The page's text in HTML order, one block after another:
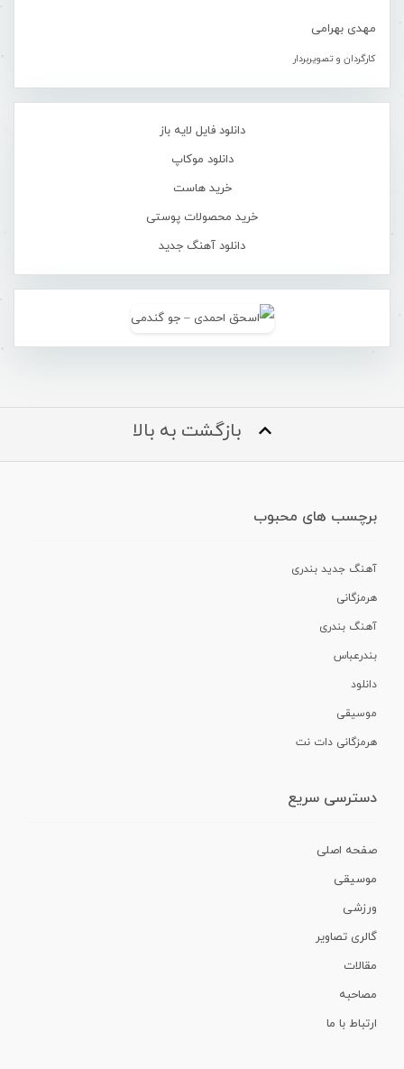
مهدی بهرامی
کارگردان و تصویربردار
دانلود فایل لایه باز
دانلود موکاپ
خرید هاست
خرید محصولات پوستی
دانلود آهنگ جدید
بازگشت به بالا
برچسب های محبوب
آهنگ جدید بندری
هرمزگانی
آهنگ بندری
بندرعباس
دانلود
موسیقی
هرمزگانی دات نت
دسترسی سریع
صفحه اصلی
موسیقی
ورزشی
گالری تصاویر
مقالات
مصاحبه
ارتباط با ما